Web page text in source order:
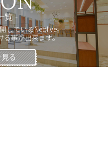
覧
しているNeolive。
る事が出来ます。
る